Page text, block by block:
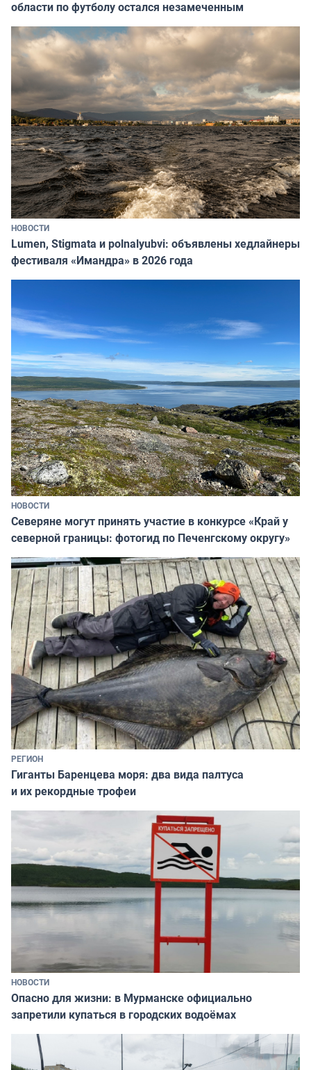
области по футболу остался незамеченным
НОВОСТИ
Lumen, Stigmata и polnalyubvi: объявлены хедлайнеры
фестиваля «Имандра» в 2026 года
НОВОСТИ
Северяне могут принять участие в конкурсе «Край у
северной границы: фотогид по Печенгскому округу»
РЕГИОН
Гиганты Баренцева моря: два вида палтуса
и их рекордные трофеи
НОВОСТИ
Опасно для жизни: в Мурманске официально
запретили купаться в городских водоёмах